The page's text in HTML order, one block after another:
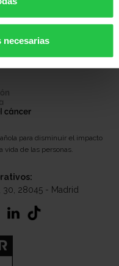
necesarias
SEDES
para disminuir el impacto
vida de las personas.
28045 - Madrid